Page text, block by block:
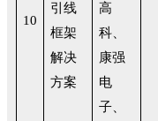
10
引线
框架
解决
方案
高
科、
康强
电
子、